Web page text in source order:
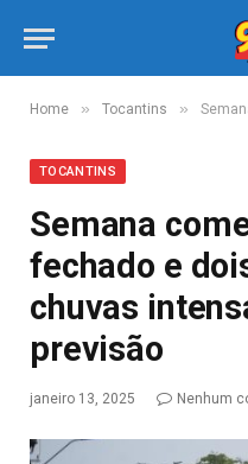
Home » Tocantins » Semana
TOCANTINS
Semana
fechado e
chuvas
previsão
janeiro 13, 2025 Nenhum